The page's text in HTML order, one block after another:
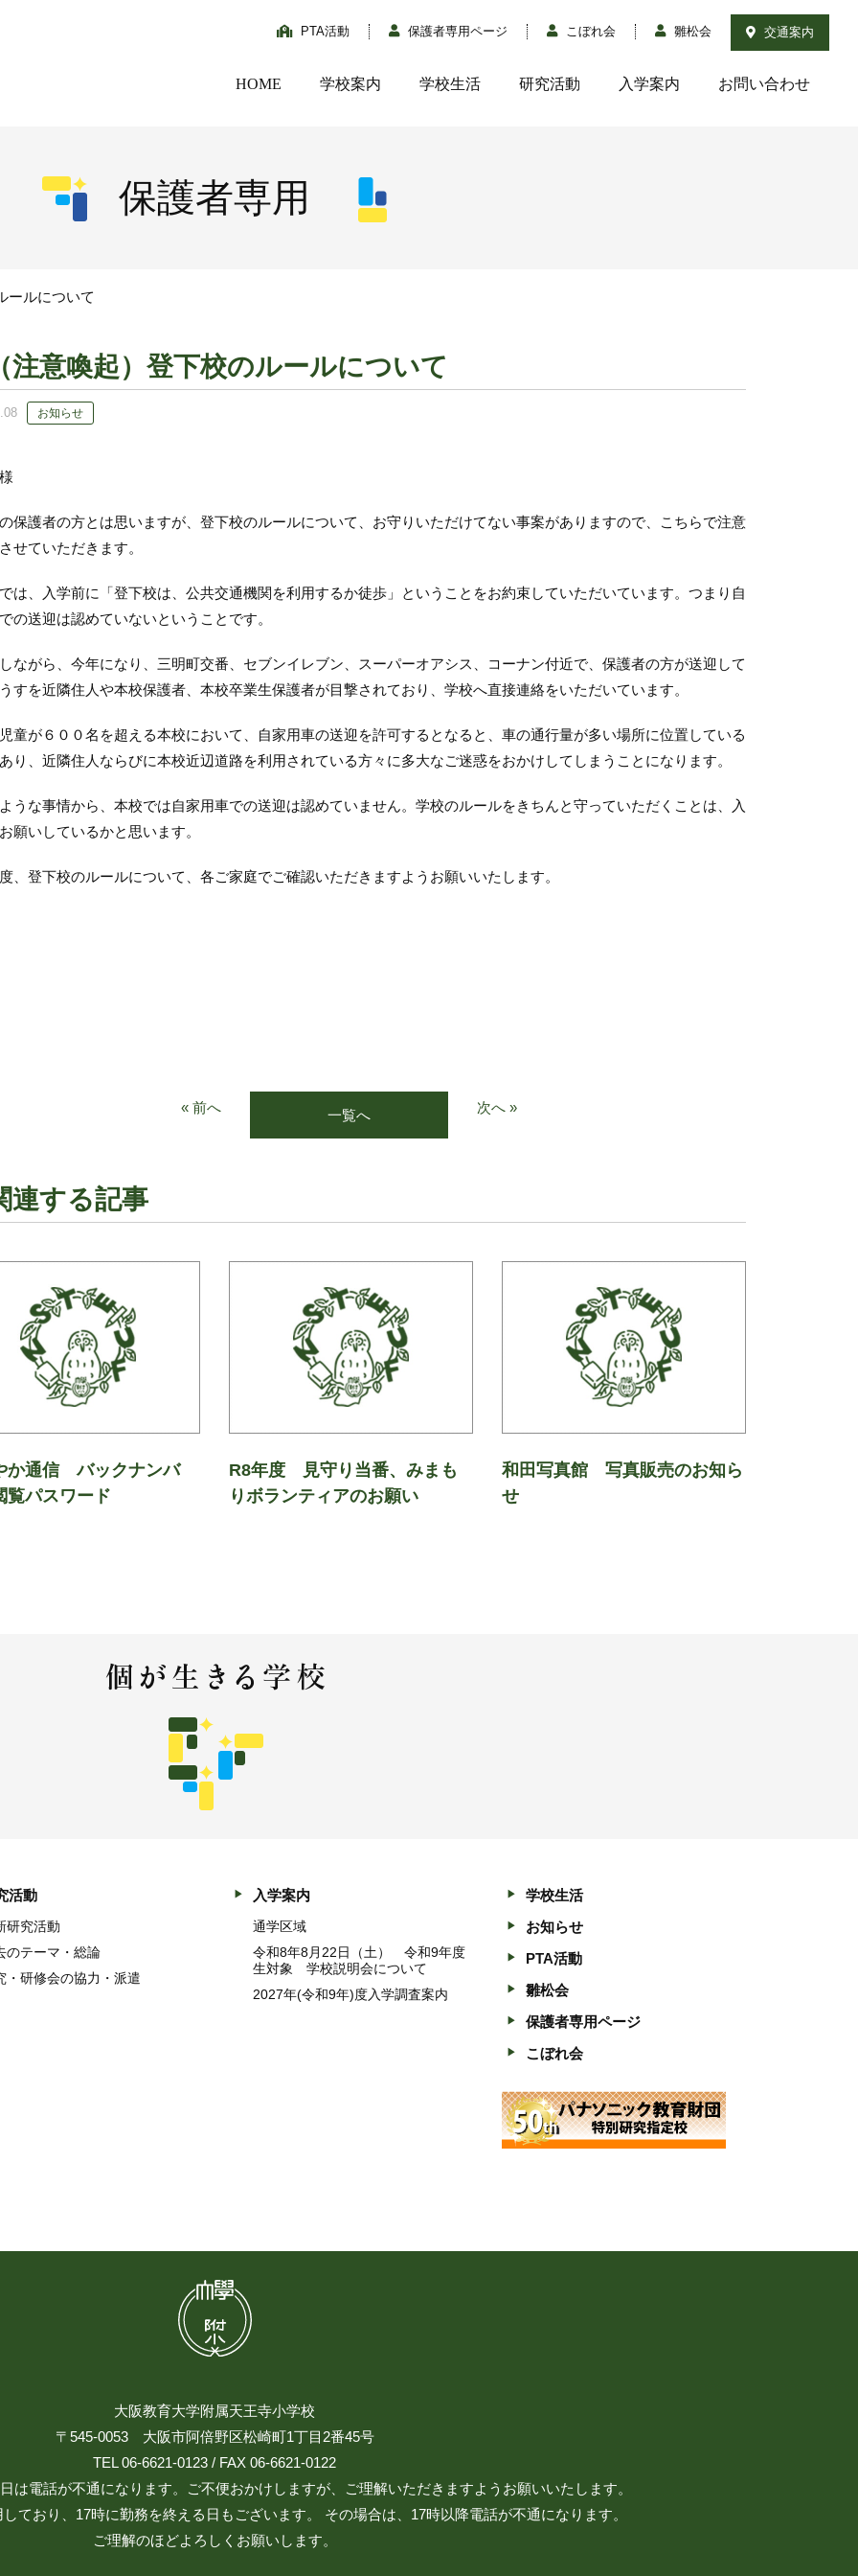
PTA活動 保護者専用ページ こぼれ会 雛松会 交通案内
HOME 学校案内 学校生活 研究活動 入学案内 お問い合わせ
保護者専用
ールについて
注意喚起）登下校のルールについて
お知らせ
護者の方とは思いますが、登下校のルールについて、お守りいただけてない事案がありますので、こちらで注意
せていただきます。
、入学前に「登下校は、公共交通機関を利用するか徒歩」ということをお約束していただいています。つまり自
の送迎は認めていないということです。
がら、今年になり、三明町交番、セブンイレブン、スーパーオアシス、コーナン付近で、保護者の方が送迎して
すを近隣住人や本校保護者、本校卒業生保護者が目撃されており、学校へ直接連絡をいただいています。
が６００名を超える本校において、自家用車の送迎を許可するとなると、車の通行量が多い場所に位置している
り、近隣住人ならびに本校近辺道路を利用されている方々に多大なご迷惑をおかけしてしまうことになります。
な事情から、本校では自家用車での送迎は認めていません。学校のルールをきちんと守っていただくことは、入
願いしているかと思います。
登下校のルールについて、各ご家庭でご確認いただきますようお願いいたします。
« 前へ 一覧へ 次へ »
連する記事
か通信 バックナンバ
パスワード
R8年度 見守り当番、みまも
りボランティアのお願い
和田写真館 写真販売のお知ら
せ
活動
研究活動
のテーマ・総論
・研修会の協力・派遣
入学案内
通学区域
令和8年8月22日（土） 令和9年度
生対象 学校説明会について
2027年(令和9年)度入学調査案内
学校生活
お知らせ
PTA活動
雛松会
保護者専用ページ
こぼれ会
大阪教育大学附属天王寺小学校
〒545-0053 大阪市阿倍野区松崎町1丁目2番45号
TEL 06-6621-0123 / FAX 06-6621-0122
は電話が不通になります。ご不便おかけしますが、ご理解いただきますようお願いいたします。
ており、17時に勤務を終える日もございます。 その場合は、17時以降電話が不通になります。
ご理解のほどよろしくお願いします。